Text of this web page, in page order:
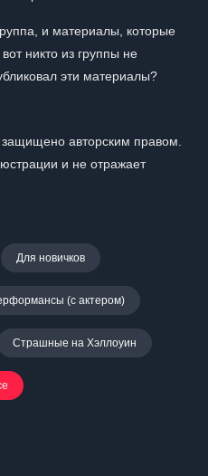
и материалы, которые
никто из группы не
эти материалы?
авторским правом.
и не отражает
Для новичков
(с актером)
Страшные на Хэллоуин